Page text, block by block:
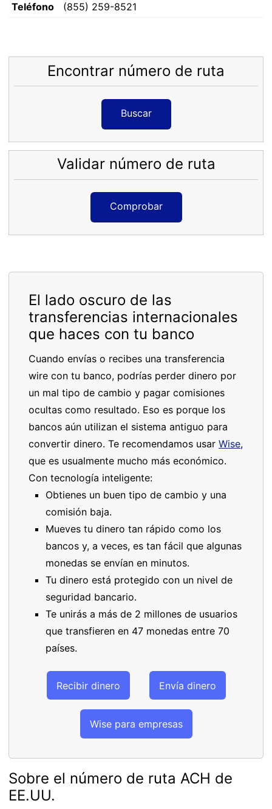
Teléfono
(855) 259-8521
Encontrar número de ruta
Buscar
Validar número de ruta
Comprobar
El lado oscuro de las
transferencias internacionales
que haces con tu banco
Cuando envías o recibes una transferencia
wire con tu banco, podrías perder dinero por
un mal tipo de cambio y pagar comisiones
ocultas como resultado. Eso es porque los
bancos aún utilizan el sistema antiguo para
convertir dinero. Te recomendamos usar Wise,
que es usualmente mucho más económico.
Con tecnología inteligente:
Obtienes un buen tipo de cambio y una
comisión baja.
Mueves tu dinero tan rápido como los
bancos y, a veces, es tan fácil que algunas
monedas se envían en minutos.
Tu dinero está protegido con un nivel de
seguridad bancario.
Te unirás a más de 2 millones de usuarios
que transfieren en 47 monedas entre 70
países.
Recibir dinero Envía dinero
Wise para empresas
Sobre el número de ruta ACH de
EE.UU.